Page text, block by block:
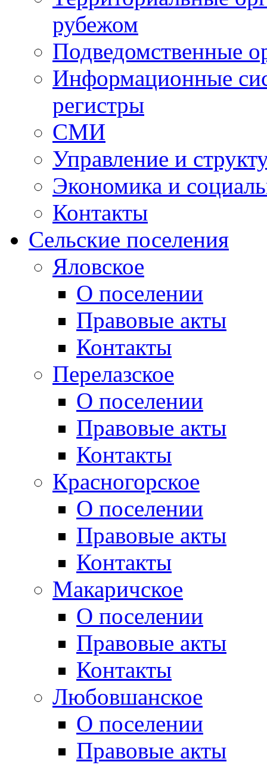
рубежом
Подведомственные
Информационные
регистры
СМИ
Управление и
Экономика и
Контакты
Сельские поселения
Яловское
О поселении
Правовые акты
Контакты
Перелазское
О поселении
Правовые акты
Контакты
Красногорское
О поселении
Правовые акты
Контакты
Макаричское
О поселении
Правовые акты
Контакты
Любовшанское
О поселении
Правовые акты